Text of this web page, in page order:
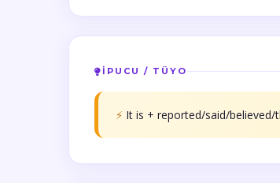
İPUCU / TÜYO
⚡ It is + reported/said/believed/